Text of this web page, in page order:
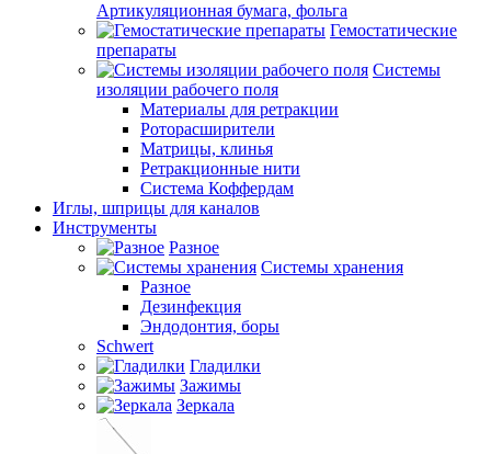
Артикуляционная бумага, фольга
Гемостатические
препараты
Системы
изоляции рабочего поля
Материалы для ретракции
Роторасширители
Матрицы, клинья
Ретракционные нити
Система Коффердам
Иглы, шприцы для каналов
Инструменты
Разное
Системы хранения
Разное
Дезинфекция
Эндодонтия, боры
Schwert
Гладилки
Зажимы
Зеркала